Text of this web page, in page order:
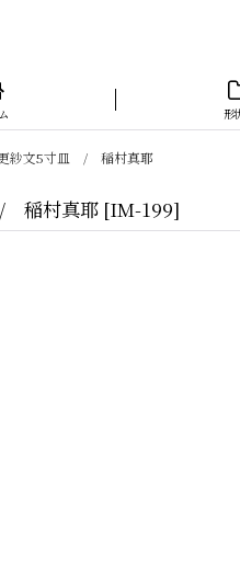
形
紗文5寸皿 / 稲村真耶
稲村真耶 [IM-199]